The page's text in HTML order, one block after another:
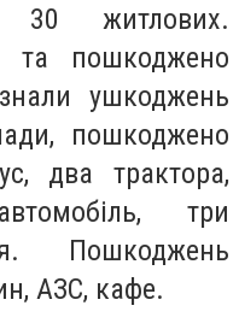
30 житлових.
та пошкоджено
ушкоджень
пошкоджено
два трактора,
три
Пошкоджень
АЗС, кафе.